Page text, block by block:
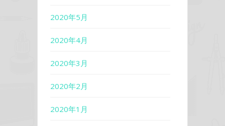
2020年5月
2020年4月
2020年3月
2020年2月
2020年1月